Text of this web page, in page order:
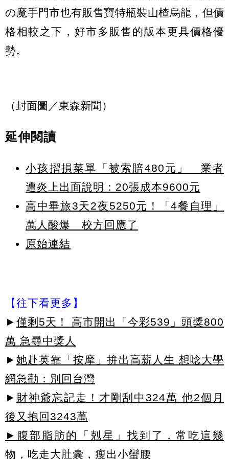
の魔手門市也有販售寶特瓶裝山楂烏龍，但價
格相較之下，好市多販售的版本更具價格優
勢。
（封面圖／東森新聞）
延伸閱讀
小孩摺損菜單「被索賠480元」 業者
遭炎上出面說明：20張成本9600元
高中畢旅3天2夜5250元！「4餐自理」
萬人酸爆 校方回應了
原始連結
【往下看更多】
► 僅剩5天！ 高市開出「今彩539」頭獎800
萬 急尋中獎人
► 她赴英靠「按摩」拚出高薪人生 想唸大學
網急勸：別回台灣
► 財神爺忘記走！才剛刮中324萬 他2個月
後又抱回3243萬
►腹部脂肪的「剋星」找到了，常吃這幾
物，吃走大肚囊，瘦出小蠻腰